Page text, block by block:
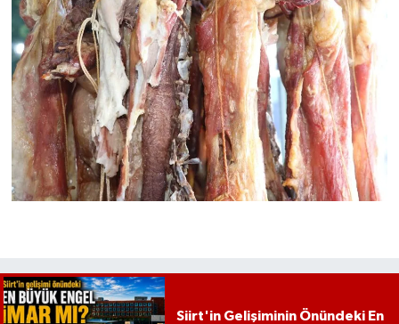
Siirt'in Gelişiminin Önündeki En